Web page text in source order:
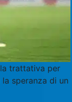
trattativa per
speranza di un